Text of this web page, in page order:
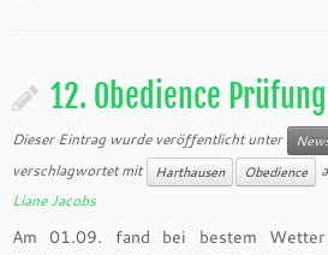
12. Obedience
Dieser Eintrag wurde veröffentlicht unter
verschlagwortet mit
Harthausen Obedience
Liane Jacobs
Am 01.09. fand bei bestem